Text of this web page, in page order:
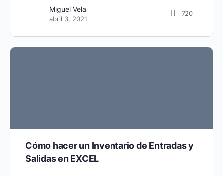
Miguel Vela
abril 3, 2021
720
Cómo hacer un Inventario de Entradas y
Salidas en EXCEL